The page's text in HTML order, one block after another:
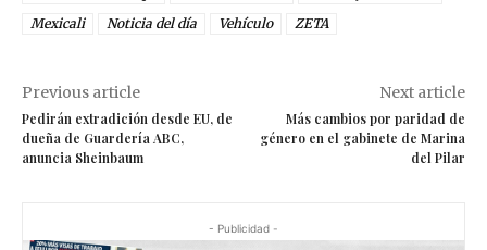
Mexicali
Noticia del día Vehículo ZETA
Previous article
Pedirán extradición desde EU, de
dueña de Guardería ABC,
anuncia Sheinbaum
Next article
Más cambios por paridad de
género en el gabinete de Marina
del Pilar
- Publicidad -